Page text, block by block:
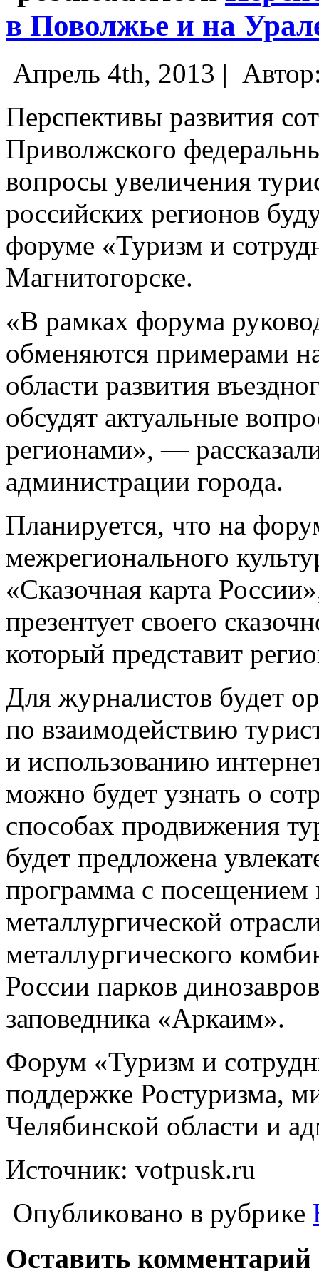
в Поволжье и на
Апрель 4th, 2013 |
Перспективы развития
Приволжского
вопросы увеличения
российских регионов
форуме «Туризм и
Магнитогорске.
«В рамках форума
обменяются примерами
области развития
обсудят актуальные
регионами», —
администрации города.
Планируется, что на
межрегионального
«Сказочная карта
презентует своего
который представит
Для журналистов будет
по взаимодействию
и использованию
можно будет узнать о
способах продвижения
будет предложена
программа с посещением
металлургической
металлургического
России парков
заповедника «Аркаим».
Форум «Туризм и
поддержке Ростуризма,
Челябинской области и
Источник: votpusk.ru
Опубликовано в рубрике
Оставить комментарий